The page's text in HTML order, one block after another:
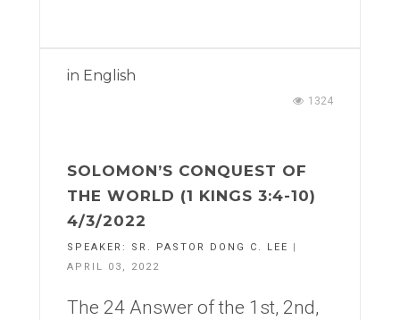
in English
1324
SOLOMON’S CONQUEST OF
THE WORLD (1 KINGS 3:4-10)
4/3/2022
SPEAKER: SR. PASTOR DONG C. LEE
|
APRIL 03, 2022
The 24 Answer of the 1st, 2nd,